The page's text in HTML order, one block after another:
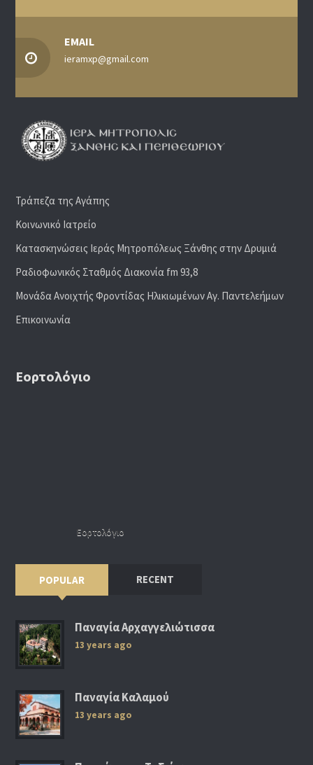
EMAIL
ieramxp@gmail.com
Τράπεζα της Αγάπης
Κοινωνικό Ιατρείο
Κατασκηνώσεις Ιεράς Μητροπόλεως Ξάνθης στην Δρυμιά
Ραδιoφωνικός Σταθμός Διακονία fm 93,8
Μονάδα Ανοιχτής Φροντίδας Ηλικιωμένων Αγ. Παντελεήμων
Επικοινωνία
Εορτολόγιο
Εορτολόγιο
POPULAR RECENT
Παναγία Αρχαγγελιώτισσα
13 years ago
Παναγία Καλαμού
13 years ago